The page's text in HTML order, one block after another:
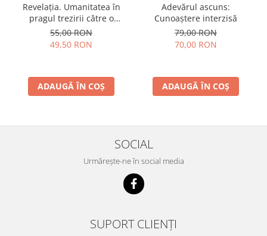
Revelația. Umanitatea în
pragul trezirii către o
conştientizare superioară,
volumul 2
55,00 RON
49,50 RON
ADAUGĂ ÎN COȘ
Adevărul ascuns:
Cunoaștere interzisă
79,00 RON
70,00 RON
ADAUGĂ ÎN COȘ
SOCIAL
Urmărește-ne în social media
SUPORT CLIENȚI